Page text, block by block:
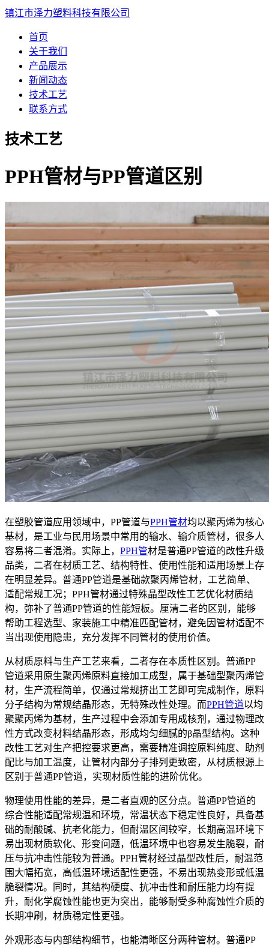
镇江市泽力塑料科技有限公司
首页
关于我们
产品展示
新闻动态
技术工艺
联系方式
技术工艺
PPH管材与PP管道区别
在塑胶管道应用领域中，PP管道与PPH管材均以聚丙烯为核心
基材，是工业与民用场景中常用的输水、输介质管材，很多人
容易将二者混淆。实际上， PPH管材是普通PP管道的改性升级
品类，二者在材质工艺、结构特性、使用性能和适用场景上存
在明显差异。普通PP管道是基础款聚丙烯管材，工艺简单、
适配常规工况；PPH管材通过特殊晶型改性工艺优化材质结
构，弥补了普通PP管道的性能短板。厘清二者的区别，能够
帮助工程选型、家装施工中精准匹配管材，避免因管材适配不
当出现使用隐患，充分发挥不同管材的使用价值。
从材质原料与生产工艺来看，二者存在本质性区别。普通PP
管道采用原生聚丙烯原料直接加工成型，属于基础型聚丙烯管
材，生产流程简单，仅通过常规挤出工艺即可完成制作，原料
分子结构为常规结晶形态，无特殊改性处理。而PPH管道以均
聚聚丙烯为基材，生产过程中会添加专用成核剂，通过物理改
性方式改变材料结晶形态，形成均匀细腻的β晶型结构。这种
改性工艺对生产把控要求更高，需要精准调控原料纯度、助剂
配比与加工温度，让管材内部分子排列更致密，从材质根源上
区别于普通PP管道，实现材质性能的进阶优化。
物理使用性能的差异，是二者直观的区分点。普通PP管道的
综合性能适配常规温和环境，常温状态下稳定性良好，具备基
础的耐酸碱、抗老化能力，但耐温区间较窄，长期高温环境下
易出现材质软化、形变问题，低温环境中也容易发生脆裂，耐
压与抗冲击性能较为普通。PPH管材经过晶型改性后，耐温范
围大幅拓宽，高低温环境适配性更强，不易出现热变形或低温
脆裂情况。同时，其结构硬度、抗冲击性和耐压能力均有提
升，耐化学腐蚀性能也更为突出，能够耐受多种腐蚀性介质的
长期冲刷，材质稳定性更强。
外观形态与内部结构细节，也能清晰区分两种管材。普通PP